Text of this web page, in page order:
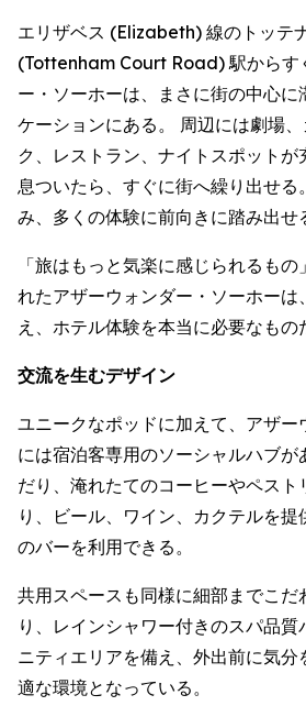
エリザベス (Elizabeth) 線のトッテ
(Tottenham Court Road) 駅からす
ー・ソーホーは、まさに街の中心に
ケーションにある。 周辺には劇場
ク、レストラン、ナイトスポットが
息ついたら、すぐに街へ繰り出せる
み、多くの体験に前向きに踏み出せ
「旅はもっと気楽に感じられるも
れたアザーウォンダー・ソーホー
え、ホテル体験を本当に必要なもの
交流を生むデザイン
ユニークなポッドに加えて、アザー
には宿泊客専用のソーシャルハブが
だり、淹れたてのコーヒーやペス
り、ビール、ワイン、カクテルを提
のバーを利用できる。
共用スペースも同様に細部までこだ
り、レインシャワー付きのスパ品
ニティエリアを備え、外出前に気
適な環境となっている。